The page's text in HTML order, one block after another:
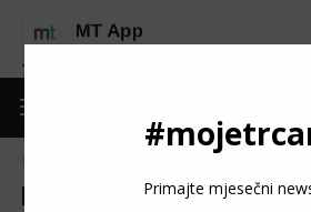
Ishrana/Suplementacija Moje